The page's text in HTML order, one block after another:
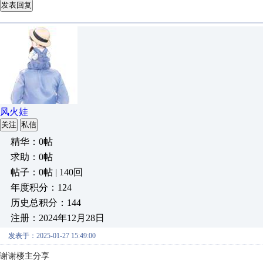
发表回复
风火娃
关注 私信
精华：0帖
求助：0帖
帖子：0帖 | 140回
年度积分：124
历史总积分：144
注册：2024年12月28日
发表于：2025-01-27 15:49:00
谢谢楼主分享